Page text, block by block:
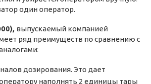
один оператор.
выпускаемый компанией
ряд преимуществ по сравнению с
дозирования. Это дает
наполнять 2 единицы тары